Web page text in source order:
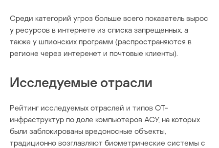
Среди категорий угроз больше всего показатель вырос
у ресурсов в интернете из списка запрещенных, а
также у шпионских программ (распространяются в
регионе через интеренет и почтовые клиенты).
Исследуемые отрасли
Рейтинг исследуемых отраслей и типов ОT-
инфраструктур по доле компьютеров АСУ, на которых
были заблокированы вредоносные объекты,
традиционно возглавляют биометрические системы с